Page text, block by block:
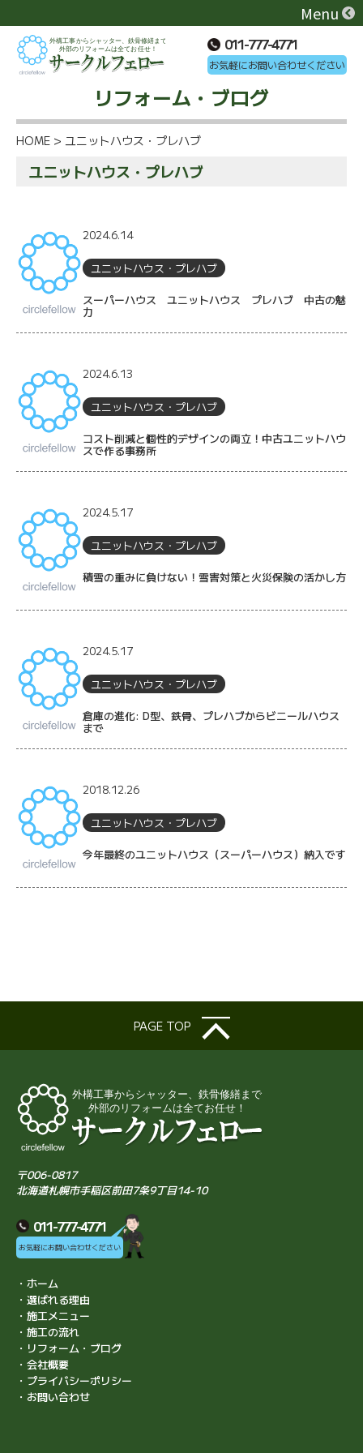
Menu
011-777-4771
お気軽にお問い合わせください
リフォーム・ブログ
HOME > ユニットハウス・プレハブ
ユニットハウス・プレハブ
2024.6.14
ユニットハウス・プレハブ
スーパーハウス ユニットハウス プレハブ 中古の魅
力
2024.6.13
ユニットハウス・プレハブ
コスト削減と個性的デザインの両立！中古ユニットハウ
スで作る事務所
2024.5.17
ユニットハウス・プレハブ
積雪の重みに負けない！雪害対策と火災保険の活かし方
2024.5.17
ユニットハウス・プレハブ
倉庫の進化: D型、鉄骨、プレハブからビニールハウス
まで
2018.12.26
ユニットハウス・プレハブ
今年最終のユニットハウス（スーパーハウス）納入です
PAGE TOP
〒006-0817
北海道札幌市手稲区前田7条9丁目14-10
011-777-4771
お気軽にお問い合わせください
・ホーム
・選ばれる理由
・施工メニュー
・施工の流れ
・リフォーム・ブログ
・会社概要
・プライバシーポリシー
・お問い合わせ